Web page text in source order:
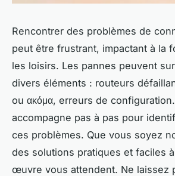
Rencontrer des problèmes de
peut être frustrant, impactant à la
les loisirs. Les pannes peuvent
divers éléments : routeurs
ou ακόμα, erreurs de
accompagne pas à pas pour
ces problèmes. Que vous soyez
des solutions pratiques et faciles
œuvre vous attendent. Ne laissez